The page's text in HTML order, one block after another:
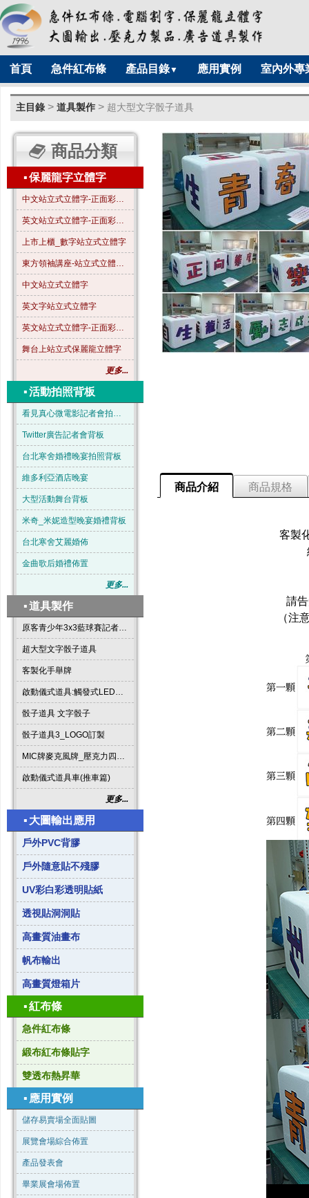
首頁 急件紅布條 產品目錄▼ 應用實例 室內外專
主目錄 > 道具製作 > 超大型文字骰子道具
商品分類
▪保麗龍字立體字
中文站立式立體字-正面彩色-A01
英文站立式立體字-正面彩色-B01
上市上櫃_數字站立式立體字
東方領袖講座-站立式立體字_全字噴漆_霧金色
中文站立式立體字
英文字站立式立體字
英文站立式立體字-正面彩色-B04
舞台上站立式保麗龍立體字
更多...
▪活動拍照背板
看見真心微電影記者會拍照背板
Twitter廣告記者會背板
台北寒舍婚禮晚宴拍照背板
維多利亞酒店晚宴
大型活動舞台背板
米奇_米妮造型晚宴婚禮背板
台北寒舍艾麗婚佈
金曲歌后婚禮佈置
更多...
▪道具製作
原客青少年3x3藍球賽記者會啟動道具
超大型文字骰子道具
客製化手舉牌
啟動儀式道具:觸發式LED發光燈條字板
骰子道具 文字骰子
骰子道具3_LOGO訂製
MIC牌麥克風牌_壓克力四方形
啟動儀式道具車(推車篇)
更多...
▪ 大圖輸出應用
戶外PVC背膠
戶外隨意貼不殘膠
UV彩白彩透明貼紙
透視貼洞洞貼
高畫質油畫布
帆布輸出
高畫質燈箱片
▪紅布條
急件紅布條
緞布紅布條貼字
雙透布熱昇華
▪ 應用實例
儲存易賣場全面貼圖
展覽會場綜合佈置
產品發表會
畢業展會場佈置
商品介紹 商品規格
客製
請
（注